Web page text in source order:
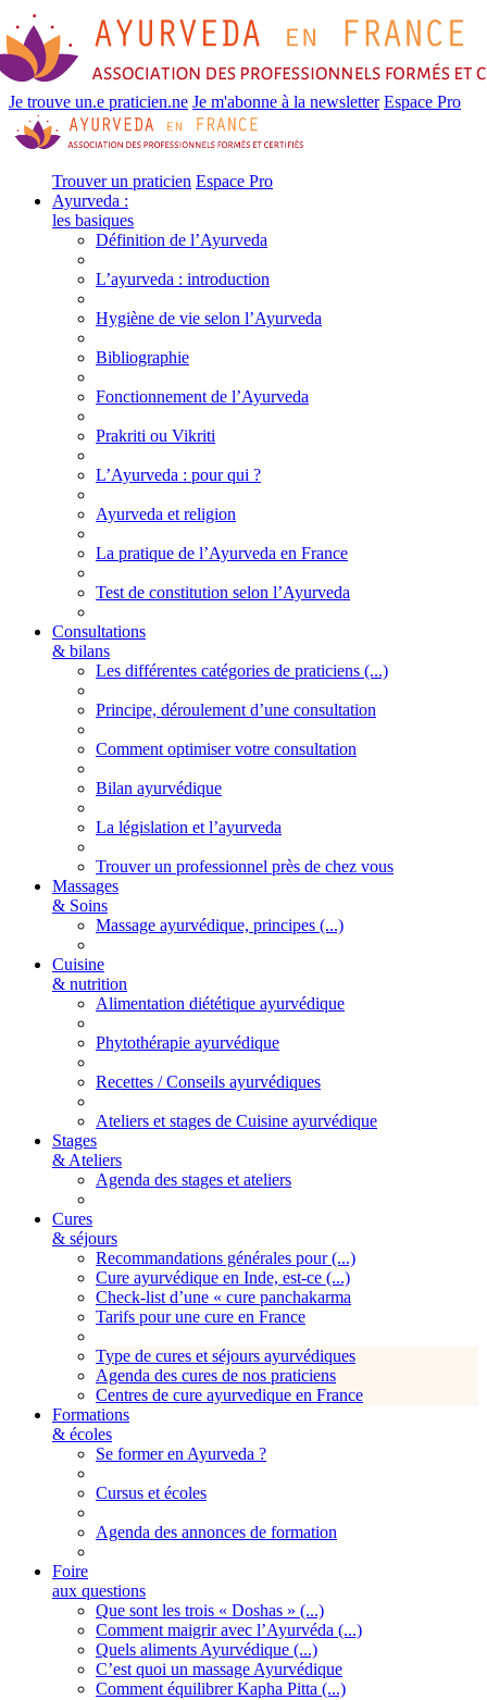
Je trouve un.e praticien.ne Je m'abonne à la newsletter Espace Pro
Trouver un praticien Espace Pro
Ayurveda :
les basiques
Définition de l’Ayurveda
L’ayurveda : introduction
Hygiène de vie selon l’Ayurveda
Bibliographie
Fonctionnement de l’Ayurveda
Prakriti ou Vikriti
L’Ayurveda : pour qui ?
Ayurveda et religion
La pratique de l’Ayurveda en France
Test de constitution selon l’Ayurveda
Consultations
& bilans
Les différentes catégories de praticiens (...)
Principe, déroulement d’une consultation
Comment optimiser votre consultation
Bilan ayurvédique
La législation et l’ayurveda
Trouver un professionnel près de chez vous
Massages
& Soins
Massage ayurvédique, principes (...)
Cuisine
& nutrition
Alimentation diététique ayurvédique
Phytothérapie ayurvédique
Recettes / Conseils ayurvédiques
Ateliers et stages de Cuisine ayurvédique
Stages
& Ateliers
Agenda des stages et ateliers
Cures
& séjours
Recommandations générales pour (...)
Cure ayurvédique en Inde, est-ce (...)
Check-list d’une « cure panchakarma
Tarifs pour une cure en France
Type de cures et séjours ayurvédiques
Agenda des cures de nos praticiens
Centres de cure ayurvedique en France
Formations
& écoles
Se former en Ayurveda ?
Cursus et écoles
Agenda des annonces de formation
Foire
aux questions
Que sont les trois « Doshas » (...)
Comment maigrir avec l’Ayurvéda (...)
Quels aliments Ayurvédique (...)
C’est quoi un massage Ayurvédique
Comment équilibrer Kapha Pitta (...)